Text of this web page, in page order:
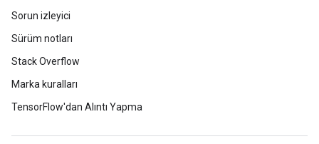
Sorun izleyici
Sürüm notları
Stack Overflow
Marka kuralları
TensorFlow'dan Alıntı Yapma